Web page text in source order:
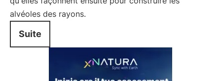
alvéoles des rayons.
Suite